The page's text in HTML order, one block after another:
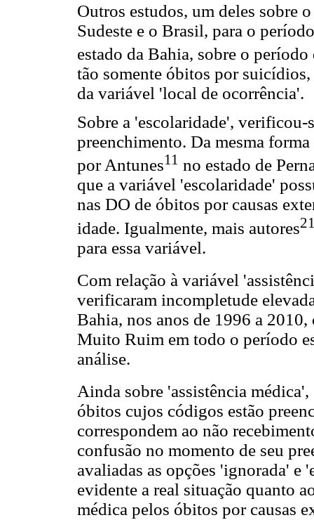
Outros estudos, um deles sobre
Sudeste e o Brasil, para o
estado da Bahia, sobre o
tão somente óbitos por
da variável 'local de ocorrência'.
Sobre a 'escolaridade', verificou-
preenchimento. Da mesma
por Antunes11 no estado de
que a variável 'escolaridade'
nas DO de óbitos por causas
idade. Igualmente, mais autores
para essa variável.
Com relação à variável
verificaram incompletude
Bahia, nos anos de 1996 a
Muito Ruim em todo o período
análise.
Ainda sobre 'assistência
óbitos cujos códigos estão
correspondem ao não
confusão no momento de seu
avaliadas as opções 'ignorada' e
evidente a real situação quanto
médica pelos óbitos por causas